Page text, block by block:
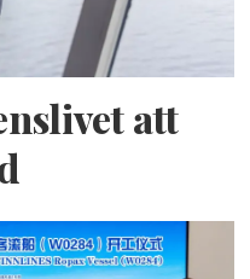
att